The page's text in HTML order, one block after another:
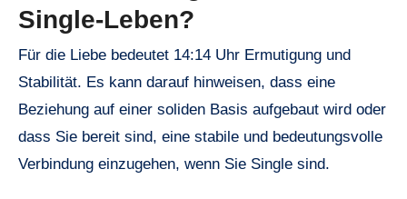
Single-Leben?
Für die Liebe bedeutet 14:14 Uhr Ermutigung und
Stabilität. Es kann darauf hinweisen, dass eine
Beziehung auf einer soliden Basis aufgebaut wird oder
dass Sie bereit sind, eine stabile und bedeutungsvolle
Verbindung einzugehen, wenn Sie Single sind.